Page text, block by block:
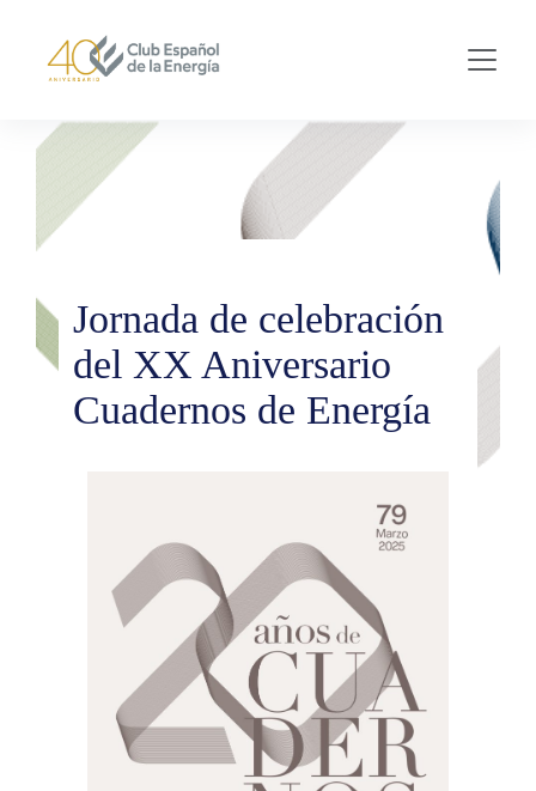
Jornada de celebración
del XX Aniversario
Cuadernos de Energía